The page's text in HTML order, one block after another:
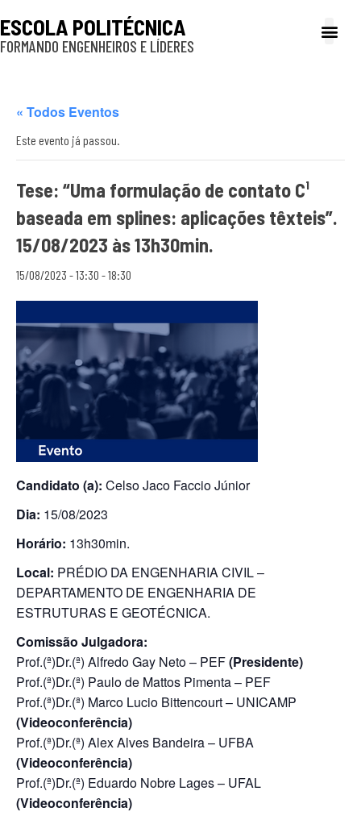
ESCOLA POLITÉCNICA
FORMANDO ENGENHEIROS E LÍDERES
« Todos Eventos
Este evento já passou.
Tese: “Uma formulação de contato C¹
baseada em splines: aplicações têxteis”.
15/08/2023 às 13h30min.
15/08/2023 - 13:30 -18:30
Candidato (a): Celso Jaco Faccio Júnior
Dia: 15/08/2023
Horário: 13h30min.
Local: PRÉDIO DA ENGENHARIA CIVIL –
DEPARTAMENTO DE ENGENHARIA DE
ESTRUTURAS E GEOTÉCNICA.
Comissão Julgadora:
Prof.(ª)Dr.(ª) Alfredo Gay Neto – PEF(Presidente)
Prof.(ª)Dr.(ª) Paulo de Mattos Pimenta – PEF
Prof.(ª)Dr.(ª) Marco Lucio Bittencourt – UNICAMP
(Videoconferência)
Prof.(ª)Dr.(ª) Alex Alves Bandeira – UFBA
(Videoconferência)
Prof.(ª)Dr.(ª) Eduardo Nobre Lages – UFAL
(Videoconferência)